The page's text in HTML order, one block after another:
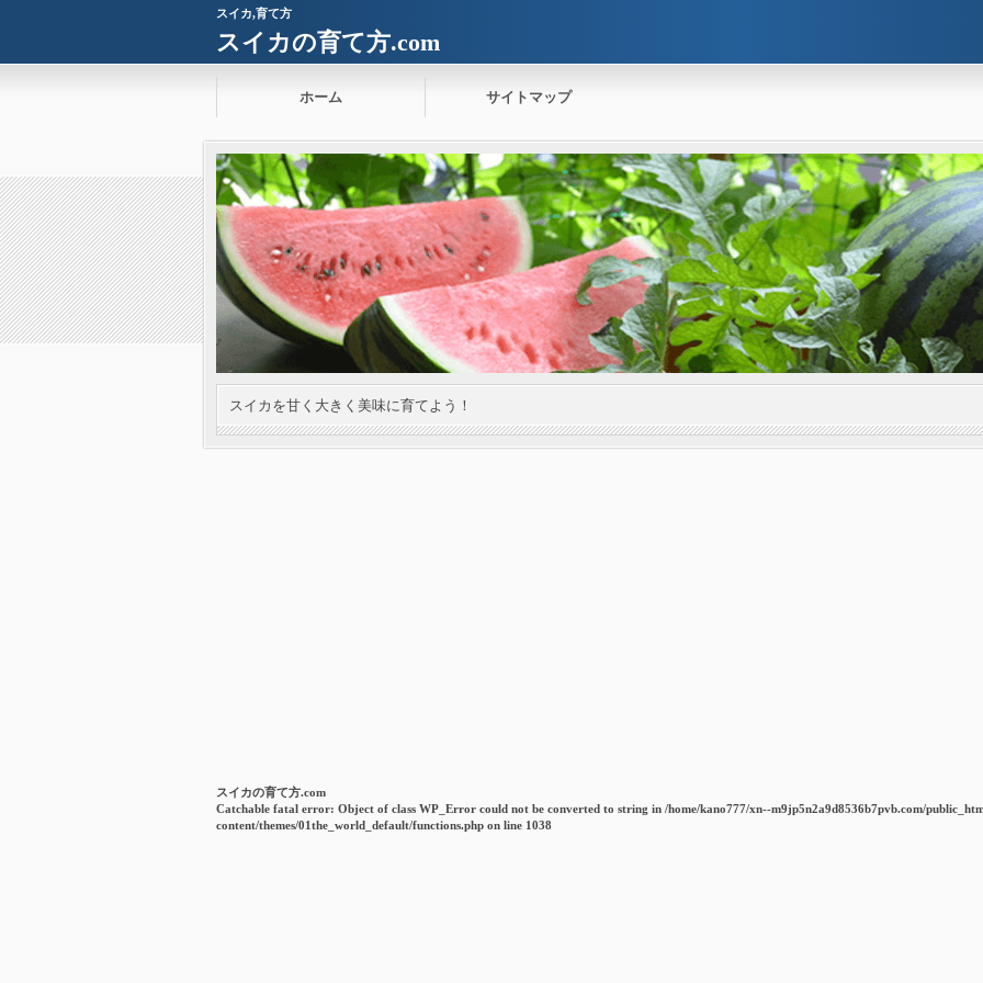
スイカ,育て方
スイカの育て方.com
ホーム サイトマップ
スイカを甘く大きく美味に育てよう！
スイカの育て方.com
Catchable fatal error: Object of class WP_Error could not be converted to string in /home/kano777/xn--m9jp5n2a9d8536b7pvb.com/
content/themes/01the_world_default/functions.php on line 1038